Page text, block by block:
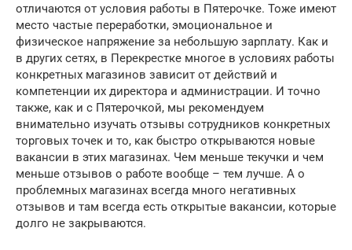
отличаются от условия работы в Пятерочке. Тоже имеют
место частые переработки, эмоциональное и
физическое напряжение за небольшую зарплату. Как и
в других сетях, в Перекрестке многое в условиях работы
конкретных магазинов зависит от действий и
компетенции их директора и администрации. И точно
также, как и с Пятерочкой, мы рекомендуем
внимательно изучать отзывы сотрудников конкретных
торговых точек и то, как быстро открываются новые
вакансии в этих магазинах. Чем меньше текучки и чем
меньше отзывов о работе вообще – тем лучше. А о
проблемных магазинах всегда много негативных
отзывов и там всегда есть открытые вакансии, которые
долго не закрываются.